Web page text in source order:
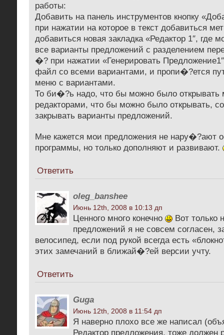
работы:
Добавить на панель инструментов кнопку
при нажатии на которое в текст добавиться
добавиться новая закладка «Редактор 1″, где
все варианты предложений с разделением
�? при нажатии «Генерировать
файл со всеми вариантами, и пропи�?ется
меню с вариантами.
То би�?ь надо, что бы можно было открывать
редакторами, что бы можно было открывать,
закрывать варианты предложений.
Мне кажется мои предложения не нару�?ают
программы, но только дополняют и развивают.
Ответить
oleg_banshee
Июнь 12th, 2008 в 10:13 дп
Ценного много конечно
Вот только
предложений я не совсем согласен,
велосипед, если под рукой всегда есть
этих замечаний в ближай�?ей версии учту.
Ответить
Guga
Июнь 12th, 2008 в 11:54 дп
Я наверно плохо все же написал
Редактор предложения, тоже должен